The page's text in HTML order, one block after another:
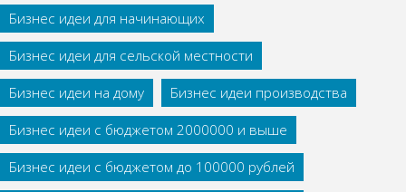
Бизнес идеи для начинающих
Бизнес идеи для сельской местности
Бизнес идеи на дому
Бизнес идеи производства
Бизнес идеи с бюджетом 2000000 и выше
Бизнес идеи с бюджетом до 100000 рублей